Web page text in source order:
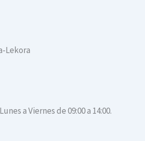
Lekora
a Viernes de 09:00 a 14:00.